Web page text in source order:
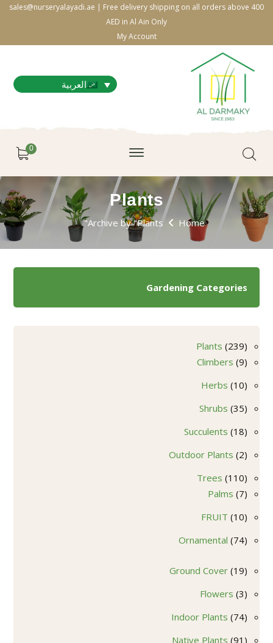
sales@nurseryalayadi.ae | Free delivery shipping on all orders above 400
AED in Al Ain Only
My Account
العربية
0
Plants
Home
Archive by "Plants"
Gardening Categories
Plants 239
239
منتجClimbers 9
9
Herbs 10
10
Shrubs 35
35
Succulents 18
18
Outdoor Plants 2
2
Trees 110
110
منتجات
Palms 7
7
FRUIT 10
10
Ornamental 74
74
Ground Cover 19
19
Flowers 3
3
Indoor Plants 74
74
Native Plants 91
91